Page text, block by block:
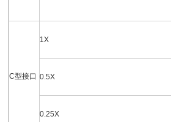
C型接口
1X
0.5X
0.25X